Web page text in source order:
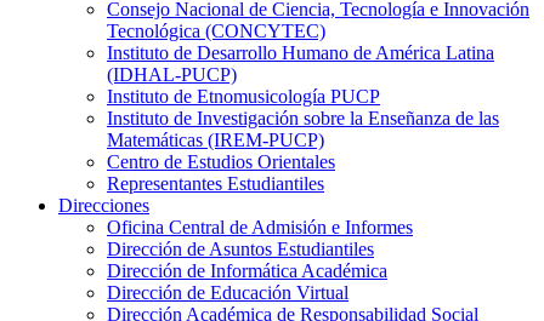
Consejo Nacional de Ciencia, Tecnología e Innovación
Tecnológica (CONCYTEC)
Instituto de Desarrollo Humano de América Latina
(IDHAL-PUCP)
Instituto de Etnomusicología PUCP
Instituto de Investigación sobre la Enseñanza de las
Matemáticas (IREM-PUCP)
Centro de Estudios Orientales
Representantes Estudiantiles
Direcciones
Oficina Central de Admisión e Informes
Dirección de Asuntos Estudiantiles
Dirección de Informática Académica
Dirección de Educación Virtual
Dirección Académica de Responsabilidad Social